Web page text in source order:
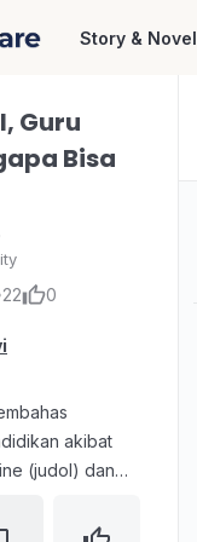
Story & Novel
Guru
Bisa
22 0
akibat
(judol) dan
jangka